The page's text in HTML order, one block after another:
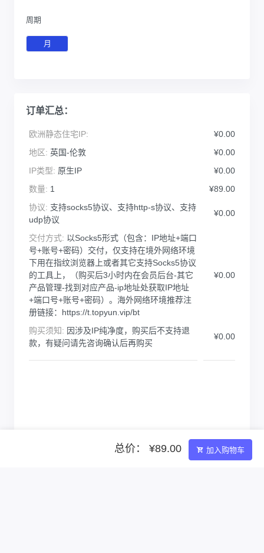
周期
月
订单汇总：
欧洲静态住宅IP:
¥0.00
地区: 英国-伦敦
¥0.00
IP类型: 原生IP
¥0.00
数量: 1
¥89.00
协议: 支持socks5协议、支持http-s协议、支持
udp协议
¥0.00
交付方式: 以Socks5形式（包含：IP地址+端口
号+账号+密码）交付，仅支持在境外网络环境
下用在指纹浏览器上或者其它支持Socks5协议
的工具上，（购买后3小时内在会员后台-其它
产品管理-找到对应产品-ip地址处获取IP地址
+端口号+账号+密码）。海外网络环境推荐注
册链接：https://t.topyun.vip/bt
¥0.00
购买须知: 因涉及IP纯净度，购买后不支持退
款，有疑问请先咨询确认后再购买
¥0.00
总价： ¥89.00 加入购物车